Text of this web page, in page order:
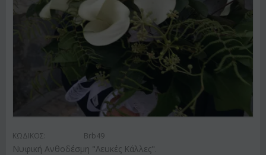
ΚΩΔΙΚΟΣ: Brb49
Νυφική Ανθοδέσμη "Λευκές Κάλλες".